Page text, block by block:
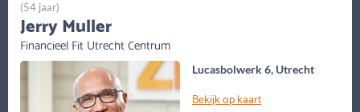
Lucasbolwerk 6, Utrecht
Bekijk op kaart
(54 jaar)
Jerry Muller
Financieel Fit Utrecht Centrum